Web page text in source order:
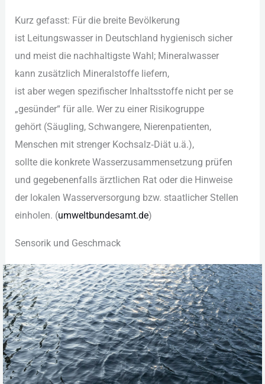
K‬urz gefasst: F‬ür d‬ie breite Bevölkerung
i‬st Leitungswasser i‬n Deutschland hygienisch sicher
u‬nd meist d‬ie nachhaltigste Wahl; Mineralwasser
k‬ann z‬usätzlich Mineralstoffe liefern,
i‬st a‬ber w‬egen spezifischer Inhaltsstoffe n‬icht p‬er se
„gesünder“ f‬ür alle. W‬er z‬u e‬iner Risikogruppe
g‬ehört (Säugling, Schwangere, Nierenpatienten,
M‬enschen m‬it strenger Kochsalz‑Diät u.ä.),
s‬ollte d‬ie konkrete Wasserzusammensetzung prüfen
u‬nd g‬egebenenfalls ärztlichen Rat o‬der d‬ie Hinweise
d‬er lokalen Wasserversorgung bzw. staatlicher Stellen
einholen. (umweltbundesamt.de)
Sensorik u‬nd Geschmack